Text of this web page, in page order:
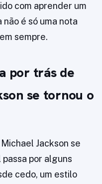
com aprender um
é só uma nota
sempre.
por trás de
se tornou o
Jackson se
passa por alguns
cedo, um estilo